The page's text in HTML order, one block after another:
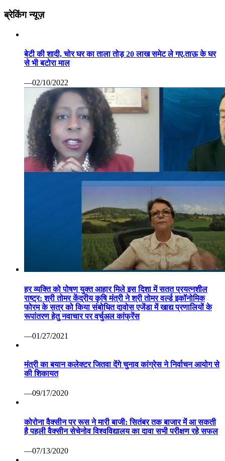
हर व्यक्ति को पोषण युक्त आहार मिले इस दिशा में सतत प्रयत्नशील
फोरम के सत्र को किया संबोधित दावोस एजेंडा में खाद्य प्रणालियों के
रूपांतरण हेतु नवाचार पर वर्चुअल कांफ्रेंस
मंत्री का बयान कलेक्टर जितवा देंगे चुनाव कांग्रेस ने निर्वाचन आयोग से
—09/17/2020
कोरोना वैक्सीन पर रूस ने मारी बाजी: सितंबर तक बाजार में आ सकती
है पहली वैक्सीन सेचेनोव विश्वविद्यालय का दावा सभी परीक्षण रहे सफल
वाणिज्यिक कर निरीक्षक निलंबित ग्वालियर 07 अप्रैल कोरोना महामारी
गई थी। लेकिन निरीक्षण के दौरान ड्यूटी स्थल पर अनुपस्थिति पाए
जिला निर्वाचन अधिकारी सामान्य निर्वाचन कलेक्ट्रेट ग्वालियर रहेगा।
कोरोना महामारी पर प्रभावी अंकुश नियंत्रणए बचाव एवं उपचार के संबंध
में वाणिज्यिक कर निरीक्षक श्री पवन दोहरे की बेला की बावड़ीए चौधरी
लेकिन मंगलवार को एडीजी ग्वालियर रेंज एवं जिला प्रशासन की टीम